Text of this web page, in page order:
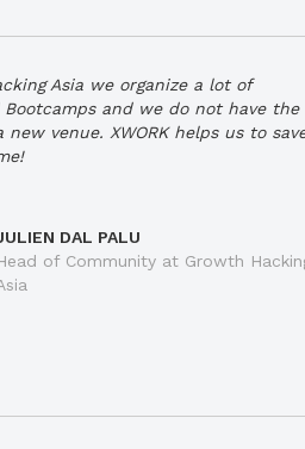
Asia we organize a lot of
and we do not have the
venue. XWORK helps us to
DAL PALU
of Community at Growth